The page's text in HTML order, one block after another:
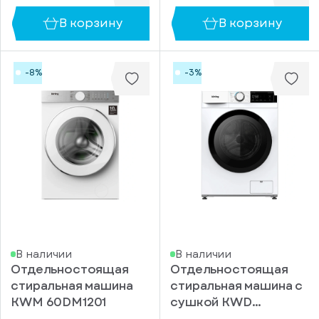
В корзину В корзину
-8%
В наличии
Отдельностоящая
стиральная машина
KWM 60DM1201
-3%
В наличии
Отдельностоящая
стиральная машина с
сушкой KWD